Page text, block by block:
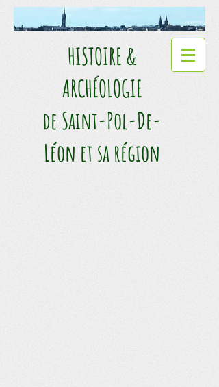
HISTOIRE &
ARCHÉOLOGIE​
de Saint-Pol-De-
Léon et sa région